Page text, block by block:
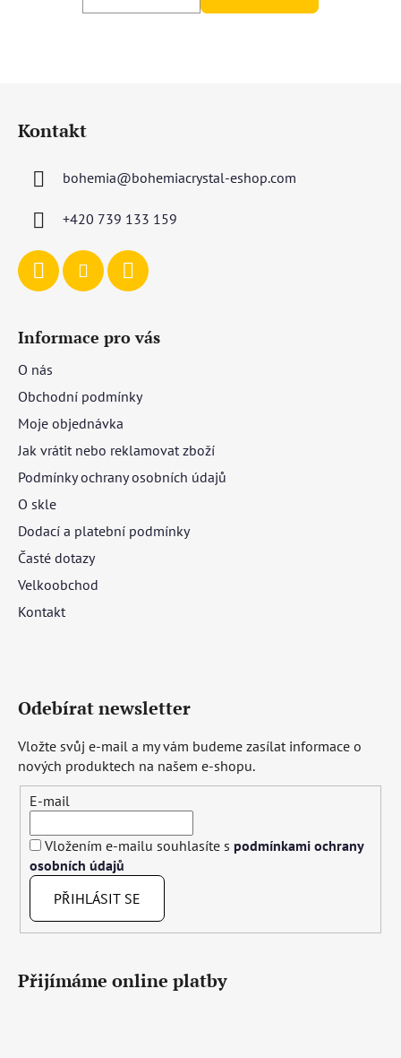
Kontakt
bohemia@bohemiacrystal-eshop.com
+420 739 133 159
Informace pro vás
O nás
Obchodní podmínky
Moje objednávka
Jak vrátit nebo reklamovat zboží
Podmínky ochrany osobních údajů
O skle
Dodací a platební podmínky
Časté dotazy
Velkoobchod
Kontakt
Odebírat newsletter
Vložte svůj e-mail a my vám budeme zasílat informace o
nových produktech na našem e-shopu.
E-mail
Vložením e-mailu souhlasíte s podmínkami ochrany
osobních údajů
PŘIHLÁSIT SE
Přijímáme online platby